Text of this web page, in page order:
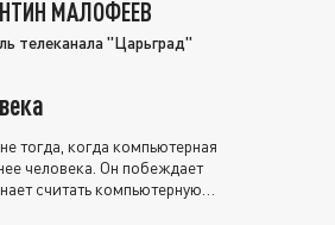
МАЛОФЕЕВ
телеканала "Царьград"
тогда, когда компьютерная
человека. Он побеждает
считать компьютерную